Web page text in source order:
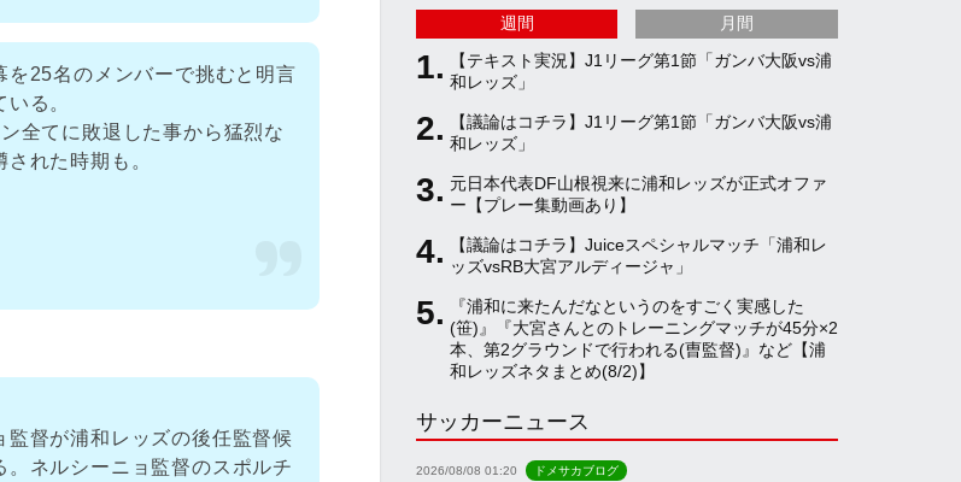
25名のメンバーで挑むと明言
る。
全てに敗退した事から猛烈な
れた時期も。
督が浦和レッズの後任監督候
ネルシーニョ監督のスポルチ
a
m
C
h
n
週間 月間
【テキスト実況】J1リーグ第1節「ガンバ大阪vs浦
和レッズ」
【議論はコチラ】J1リーグ第1節「ガンバ大阪vs浦
和レッズ」
元日本代表DF山根視来に浦和レッズが正式オファ
ー【プレー集動画あり】
【議論はコチラ】Juiceスペシャルマッチ「浦和レ
ッズvsRB大宮アルディージャ」
『浦和に来たんだなというのをすごく実感した
(笹)』『大宮さんとのトレーニングマッチが45分×2
本、第2グラウンドで行われる(曺監督)』など【浦
和レッズネタまとめ(8/2)】
サッカーニュース
2026/08/08 01:20 ドメサカブログ